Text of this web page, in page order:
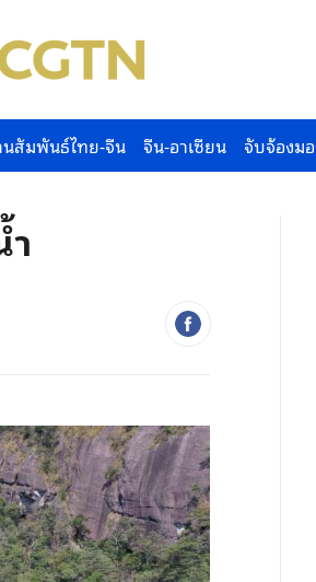
นสัมพันธ์ไทย-จีน จีน-อาเซียน จับจ้องม